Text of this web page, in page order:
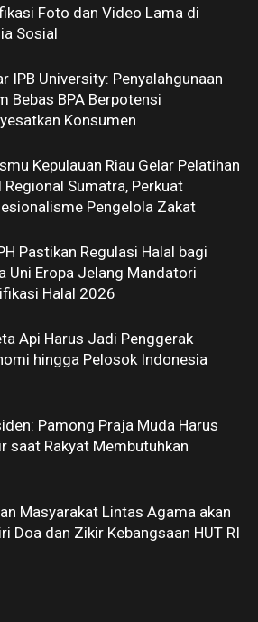
Foto dan Video Lama di
Sosial
IPB University: Penyalahgunaan
Bebas BPA Berpotensi
Konsumen
Kepulauan Riau Gelar Pelatihan
Regional Sumatra, Perkuat
Pengelola Zakat
Pastikan Regulasi Halal bagi
Uni Eropa Jelang Mandatori
Halal 2026
Api Harus Jadi Penggerak
hingga Pelosok Indonesia
Pamong Praja Muda Harus
saat Rakyat Membutuhkan
Masyarakat Lintas Agama akan
Doa dan Zikir Kebangsaan HUT RI